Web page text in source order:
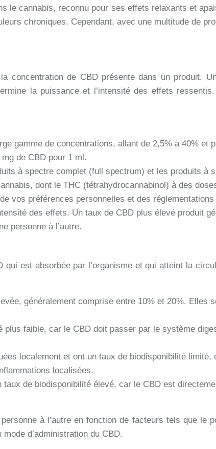
le cannabis, reconnu pour ses effets relaxants et
chroniques. Cependant, avec une multitude de
concentration de CBD présente dans un produit.
la puissance et l’intensité des effets
gamme de concentrations, allant de 2,5% à 40% et
de CBD pour 1 ml.
à spectre complet (full spectrum) et les produits à
dont le THC (tétrahydrocannabinol) à des
vos préférences personnelles et des
des effets. Un taux de CBD plus élevé produit
personne à l’autre.
est absorbée par l’organisme et qui atteint la
généralement comprise entre 10% et 20%. Elles
faible, car le CBD doit passer par le système
localement et ont un taux de biodisponibilité
localisées.
de biodisponibilité élevé, car le CBD est
à l’autre en fonction de facteurs tels que
d’administration du CBD.